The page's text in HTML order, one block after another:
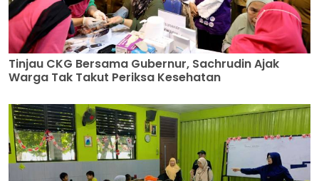
Tinjau CKG Bersama Gubernur, Sachrudin Ajak
Warga Tak Takut Periksa Kesehatan